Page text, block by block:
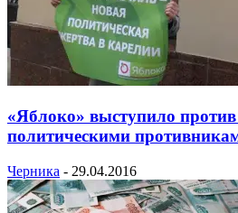
«Яблоко» выступило
политическими
Черника - 29.04.2016